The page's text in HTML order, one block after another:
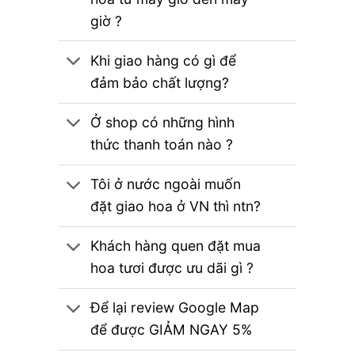
giờ ?
Khi giao hàng có gì để
đảm bảo chất lượng?
Ở shop có những hình
thức thanh toán nào ?
Tôi ở nước ngoài muốn
đặt giao hoa ở VN thì ntn?
Khách hàng quen đặt mua
hoa tươi được ưu dãi gì ?
Để lại review Google Map
để được GIẢM NGAY 5%